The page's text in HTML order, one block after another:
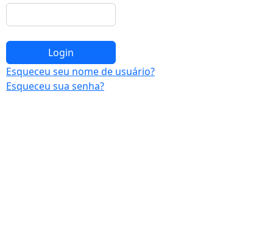
Esqueceu seu nome de usuário?
Esqueceu sua senha?